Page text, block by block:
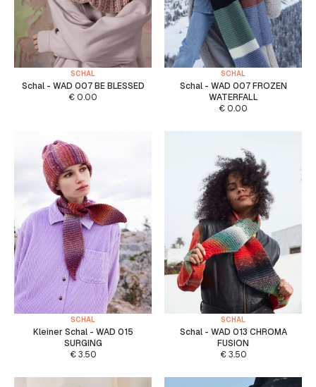
SCHAL
Schal - WAD 007 BE BLESSED
€ 0.00
SCHAL
Schal - WAD 007 FROZEN
WATERFALL
€ 0.00
SCHAL
Kleiner Schal - WAD 015
SURGING
€3.50
SCHAL
Schal - WAD 013 CHROMA
FUSION
€3.50